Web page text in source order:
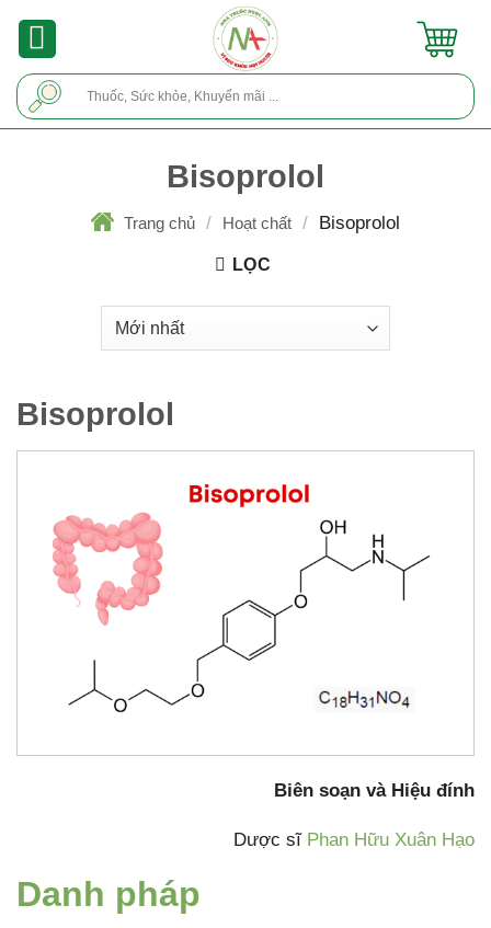
Bisoprolol
Trang chủ / Hoạt chất / Bisoprolol
LỌC
Bisoprolol
Biên soạn và Hiệu đính
Dược sĩ Phan Hữu Xuân Hạo
Danh pháp